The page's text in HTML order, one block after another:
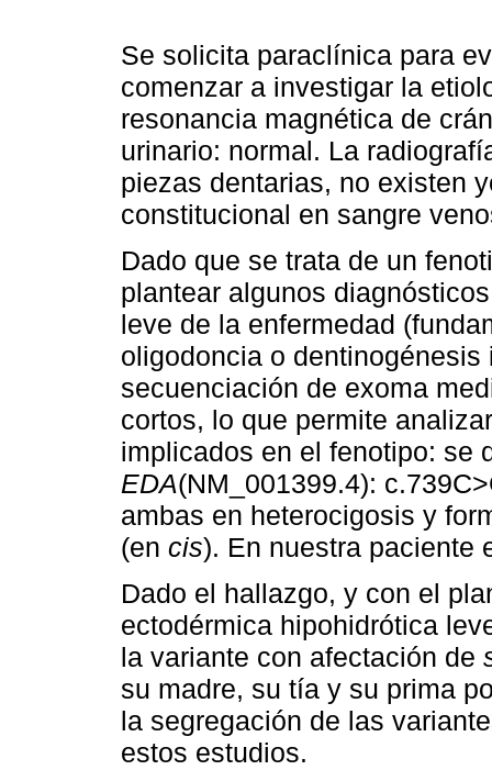
Se solicita paraclínica para
comenzar a investigar la
resonancia magnética de
urinario: normal. La
piezas dentarias, no existen
constitucional en sangre
Dado que se trata de un
plantear algunos
leve de la enfermedad
oligodoncia o
secuenciación de exoma
cortos, lo que permite
implicados en el fenotipo: se
EDA(NM_001399.4):
ambas en heterocigosis y
(en cis). En nuestra paciente
Dado el hallazgo, y con el
ectodérmica hipohidrótica
la variante con afectación de
su madre, su tía y su prima
la segregación de las
estos estudios.